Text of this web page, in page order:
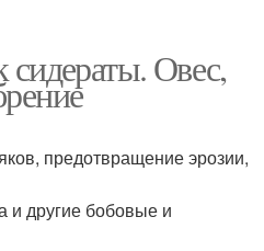
сидераты. Овес,
предотвращение эрозии,
и другие бобовые и